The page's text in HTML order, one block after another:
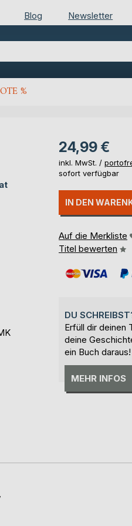
Blog Newsletter
%
24,99 €
inkl. MwSt. /
sofort verfügbar
IN DEN
Auf die Merkliste
Titel bewerten
DU
Erfüll dir deinen
deine
ein Buch daraus!
MEHR INFOS